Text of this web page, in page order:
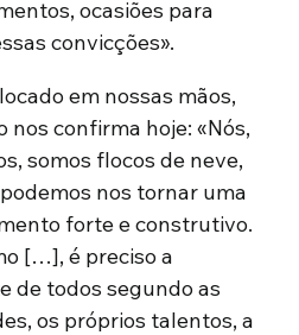
ocasiões para
convicções».
em nossas mãos,
nos confirma hoje: «Nós,
somos flocos de neve,
nos tornar uma
forte e construtivo.
[…], é preciso a
de todos segundo as
os próprios talentos, a